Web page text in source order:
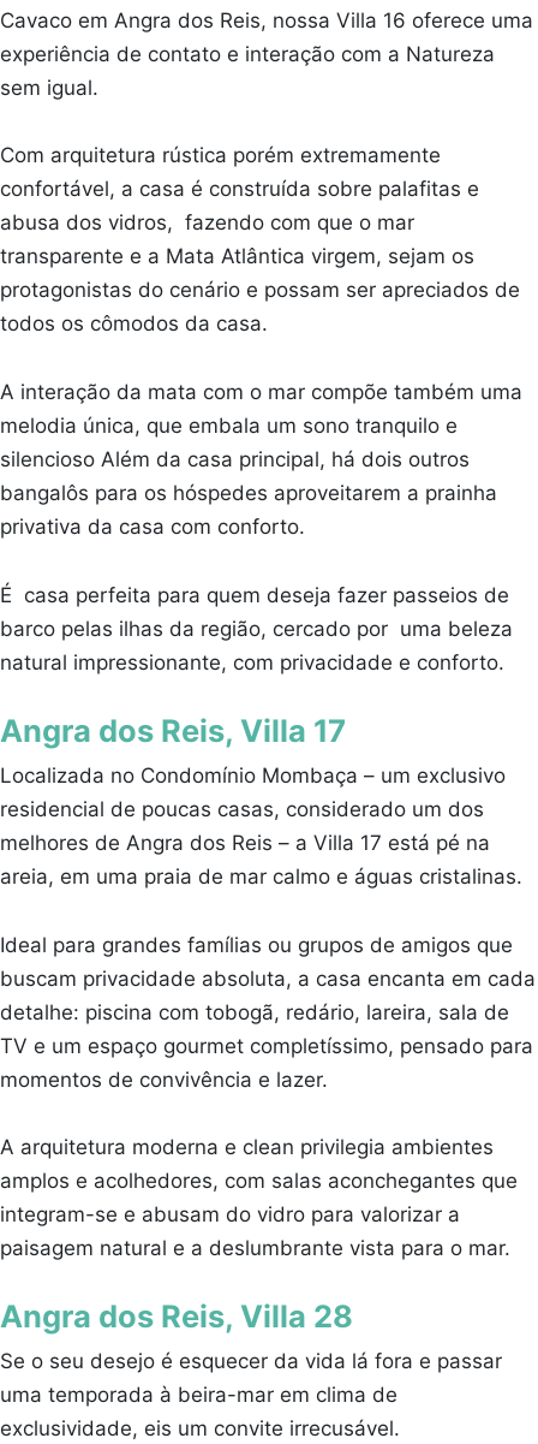
Cavaco em Angra dos Reis, nossa Villa 16 oferece uma
experiência de contato e interação com a Natureza
sem igual.
Com arquitetura rústica porém extremamente
confortável, a casa é construída sobre palafitas e
abusa dos vidros, fazendo com que o mar
transparente e a Mata Atlântica virgem, sejam os
protagonistas do cenário e possam ser apreciados de
todos os cômodos da casa.
A interação da mata com o mar compõe também uma
melodia única, que embala um sono tranquilo e
silencioso Além da casa principal, há dois outros
bangalôs para os hóspedes aproveitarem a prainha
privativa da casa com conforto.
É casa perfeita para quem deseja fazer passeios de
barco pelas ilhas da região, cercado por uma beleza
natural impressionante, com privacidade e conforto.
Angra dos Reis, Villa 17
Localizada no Condomínio Mombaça – um exclusivo
residencial de poucas casas, considerado um dos
melhores de Angra dos Reis – a Villa 17 está pé na
areia, em uma praia de mar calmo e águas cristalinas.
Ideal para grandes famílias ou grupos de amigos que
buscam privacidade absoluta, a casa encanta em cada
detalhe: piscina com tobogã, redário, lareira, sala de
TV e um espaço gourmet completíssimo, pensado para
momentos de convivência e lazer.
A arquitetura moderna e clean privilegia ambientes
amplos e acolhedores, com salas aconchegantes que
integram-se e abusam do vidro para valorizar a
paisagem natural e a deslumbrante vista para o mar.
Angra dos Reis, Villa 28
Se o seu desejo é esquecer da vida lá fora e passar
uma temporada à beira-mar em clima de
exclusividade, eis um convite irrecusável.